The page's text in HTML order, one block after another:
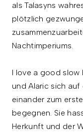
als Talasyns
plötzlich
Nachtimperiums.
I love a good slow
und Alaric sich auf
einander zum
begegnen. Sie
Herkunft und der